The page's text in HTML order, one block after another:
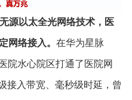
源以太全光网络技术，医
网络接入。 在华为星脉
院水心院区打通了医院网
接入带宽、毫秒级时延，曾